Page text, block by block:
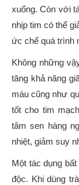
xuống. Còn với
nhịp tim có thể
ức chế quá trình
Không những
tăng khả năng
máu cũng như
tốt cho tim
tâm sen hàng
nhiệt, giảm suy
Một tác dụng
độc. Khi dùng